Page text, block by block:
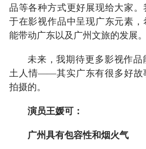
品等各种方式更好展现给大家。
于在影视作品中呈现广东元素
能带动广东以及广州文旅的发展。
未来，我期待更多影视作
土人情——其实广东有很多好故
拍摄的。
演员王媛可：
广州具有包容性和烟火气